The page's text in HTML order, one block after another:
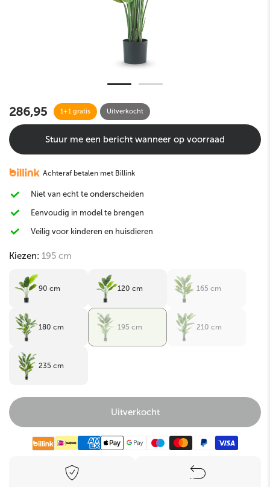
286,95 1+1 gratis Uitverkocht
Stuur me een bericht wanneer op voorraad
Achteraf betalen met Billink
Niet van echt te onderscheiden
Eenvoudig in model te brengen
Veilig voor kinderen en huisdieren
Kiezen: 195 cm
90 cm 120 cm 165 cm
180 cm 195 cm 210 cm
235 cm
Uitverkocht